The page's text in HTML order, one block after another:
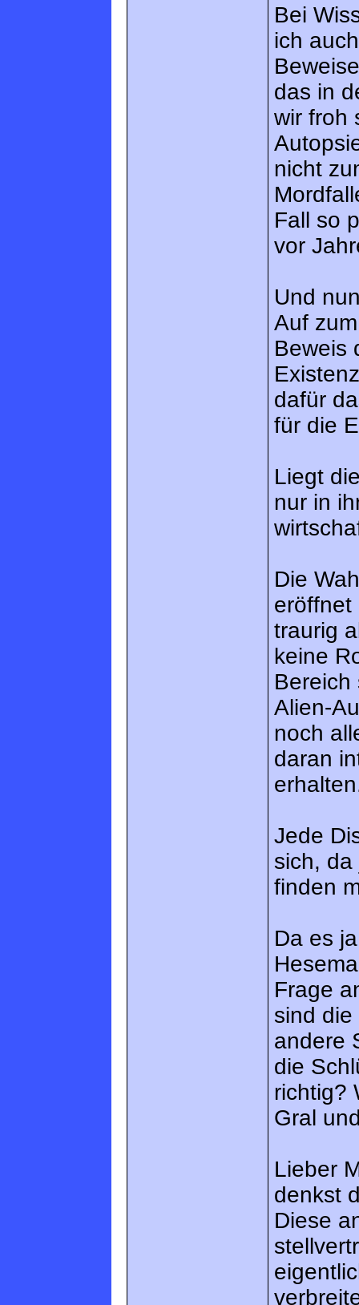
Bei
ich
das in
wir froh
nicht
Fall so
vor
Und
Auf
Beweis
dafür
für die
Liegt
nur in
Die
eröffnet
traurig
keine
Bereich
Alien-
noch
daran
Jede
sich,
finden
Da es
Frage
sind
andere
die
richtig?
Gral
Lieber
denkst
Diese